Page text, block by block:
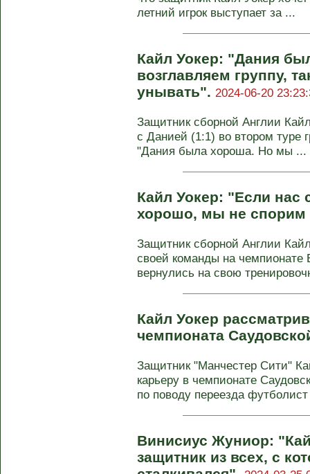
летний игрок выступает за ...
Кайл Уокер: "Дания
возглавляем группу,
унывать". 2024-06-20
Защитник сборной Англии
с Данией (1:1) во втором туре
"Дания была хороша. Но мы ...
Кайл Уокер: "Если нас
хорошо, мы не
Защитник сборной Англии
своей команды на
вернулись на свою
Кайл Уокер
чемпионата
Защитник "Манчестер Сити"
карьеру в чемпионате
по поводу переезда
Винисиус Жуниор:
защитник из всех, с